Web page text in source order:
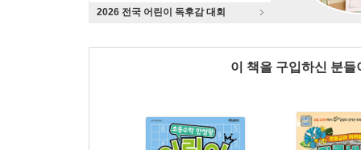
2026 전국 어린이 독후감 대회
이 책을 구입하신 분